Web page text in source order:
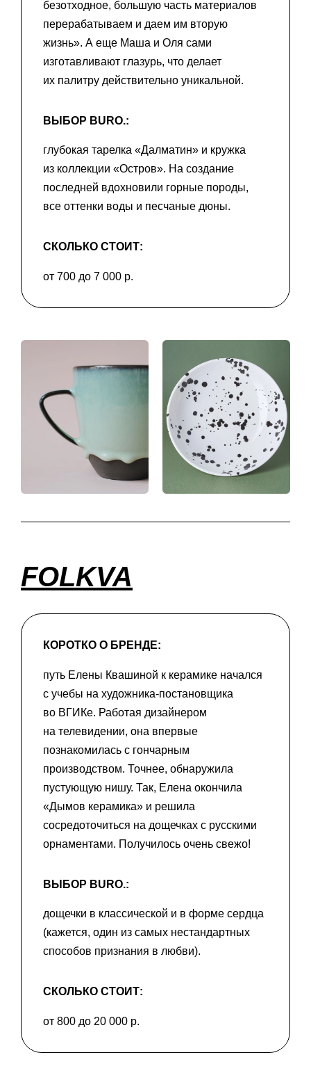
безотходное, большую часть материалов
перерабатываем и даем им вторую
жизнь». А еще Маша и Оля сами
изготавливают глазурь, что делает
их палитру действительно уникальной.
ВЫБОР BURO.:
глубокая тарелка «Далматин» и кружка
из коллекции «Остров». На создание
последней вдохновили горные породы,
все оттенки воды и песчаные дюны.
СКОЛЬКО СТОИТ:
от 700 до 7 000 р.
FOLKVA
КОРОТКО О БРЕНДЕ:
путь Елены Квашиной к керамике начался
с учебы на художника-постановщика
во ВГИКе. Работая дизайнером
на телевидении, она впервые
познакомилась с гончарным
производством. Точнее, обнаружила
пустующую нишу. Так, Елена окончила
«Дымов керамика» и решила
сосредоточиться на дощечках с русскими
орнаментами. Получилось очень свежо!
ВЫБОР BURO.:
дощечки в классической и в форме сердца
(кажется, один из самых нестандартных
способов признания в любви).
СКОЛЬКО СТОИТ:
от 800 до 20 000 р.